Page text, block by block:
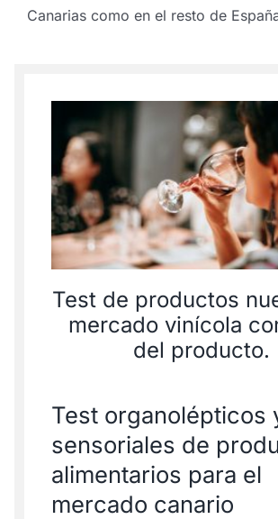
Canarias como en el resto de
Test de productos
mercado vinícola
del producto.
Test organolépticos
sensoriales de
alimentarios para el
mercado canario